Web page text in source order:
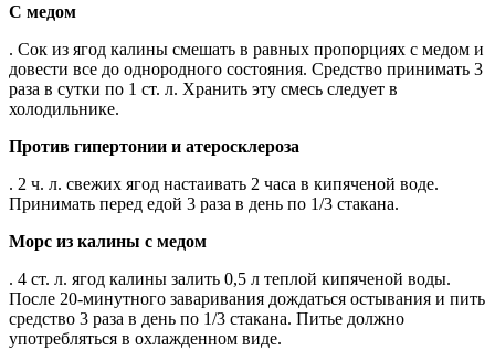
С медом
. Сок из ягод калины смешать в равных пропорциях с медом и
довести все до однородного состояния. Средство принимать 3
раза в сутки по 1 ст. л. Хранить эту смесь следует в
холодильнике.
Против гипертонии и атеросклероза
. 2 ч. л. свежих ягод настаивать 2 часа в кипяченой воде.
Принимать перед едой 3 раза в день по 1/3 стакана.
Морс из калины с медом
. 4 ст. л. ягод калины залить 0,5 л теплой кипяченой воды.
После 20-минутного заваривания дождаться остывания и пить
средство 3 раза в день по 1/3 стакана. Питье должно
употребляться в охлажденном виде.